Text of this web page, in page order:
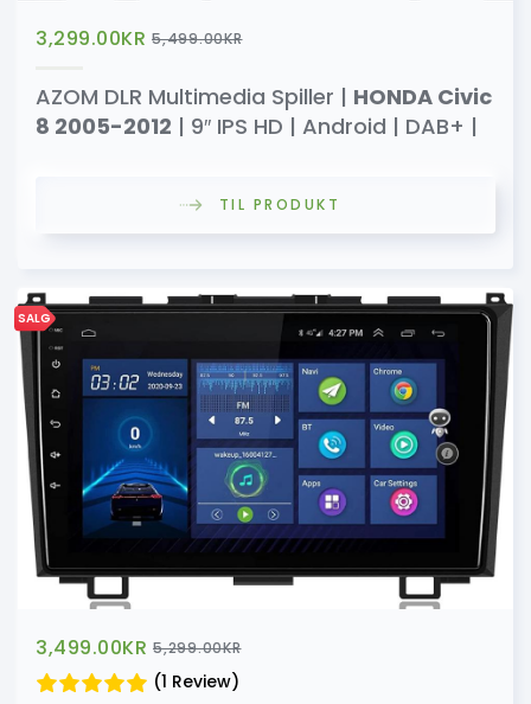
3,299.00KR 5,499.00KR
AZOM DLR Multimedia Spiller | HONDA Civic
8 2005-2012 | 9″ IPS HD | Android | DAB+ |
TIL PRODUKT
SALG
3,499.00KR 5,299.00KR
(1 Review)